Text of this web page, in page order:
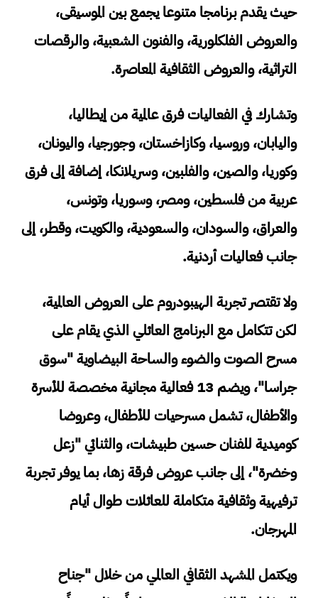
حيث يقدم برنامجا متنوعا يجمع بين الموسيقى،
والعروض الفلكلورية، والفنون الشعبية، والرقصات
التراثية، والعروض الثقافية المعاصرة.
وتشارك في الفعاليات فرق عالمية من إيطاليا،
واليابان، وروسيا، وكازاخستان، وجورجيا، واليونان،
وكوريا، والصين، والفلبين، وسريلانكا، إضافة إلى فرق
عربية من فلسطين، ومصر، وسوريا، وتونس،
والعراق، والسودان، والسعودية، والكويت، وقطر، إلى
جانب فعاليات أردنية.
ولا تقتصر تجربة الهيبودروم على العروض العالمية،
لكن تتكامل مع البرنامج العائلي الذي يقام على
مسرح الصوت والضوء والساحة البيضاوية "سوق
جراسا"، ويضم 13 فعالية مجانية مخصصة للأسرة
والأطفال، تشمل مسرحيات للأطفال، وعروضا
كوميدية للفنان حسين طبيشات، والثنائي "زعل
وخضرة"، إلى جانب عروض فرقة زها، بما يوفر تجربة
ترفيهية وثقافية متكاملة للعائلات طوال أيام
المهرجان.
ويكتمل المشهد الثقافي العالمي من خلال "جناح